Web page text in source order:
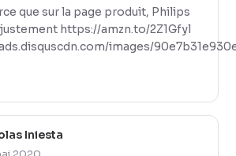
que sur la page produit, Philips
https://amzn.to/2Z1Gfyl
images/
Iniesta